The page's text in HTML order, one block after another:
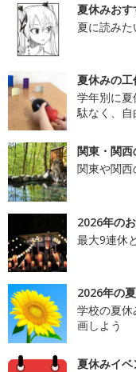
夏休みお
夏に読みた
夏休みの
学年別に
駄なく、自
関東・関
関東や関
2026年の
最大9連休
2026年の
学校の夏
画しよう
夏休みイ